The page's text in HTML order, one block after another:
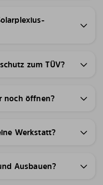
zum TÜV?
noch öffnen?
Werkstatt?
Ausbauen?